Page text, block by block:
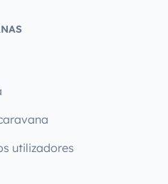
utilizadores